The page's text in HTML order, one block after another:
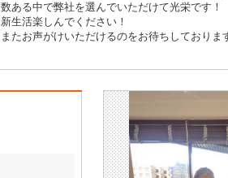
数ある中で弊社を選んでいただけて光栄です！
新生活楽しんでください！
またお声がけいただけるのをお待ちしておりま